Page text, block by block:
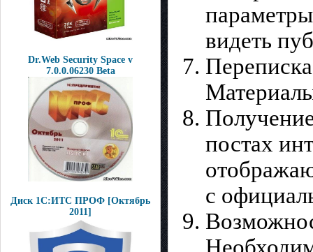
Dr.Web Security Space v
7.0.0.06230 Beta
Диск 1С:ИТС ПРОФ [Октябрь
2011]
видеть
постах
с